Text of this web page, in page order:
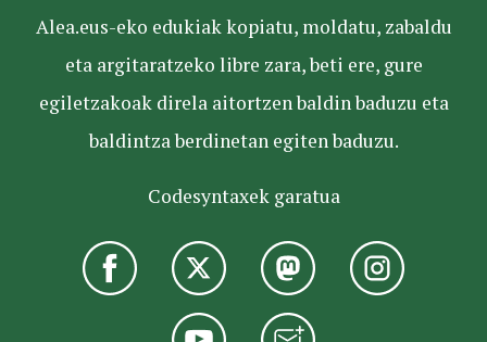
Alea.eus-eko edukiak kopiatu, moldatu, zabaldu
eta argitaratzeko libre zara, beti ere, gure
egiletzakoak direla aitortzen baldin baduzu eta
baldintza berdinetan egiten baduzu.
Codesyntaxek garatua